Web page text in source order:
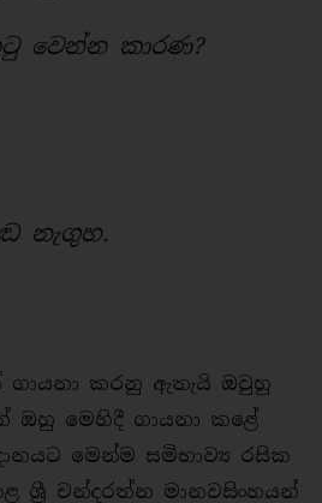
වෙන්න කාරණ?
නැගුහ.
ගායනා කරනු ඇතැයි ඔවුහු
ඔහු මෙහිදී ගායනා කළේ
මෙන්ම සමිභාව්‍ය රසික
ශ්‍රී චන්දරත්න මානවසිංහයන්